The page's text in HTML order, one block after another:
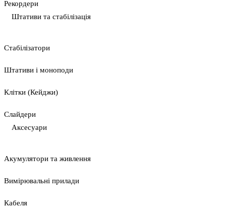
Рекордери
Штативи та стабілізація
Стабілізатори
Штативи і моноподи
Клітки (Кейджи)
Слайдери
Аксесуари
Акумулятори та живлення
Вимірювальні прилади
Кабеля